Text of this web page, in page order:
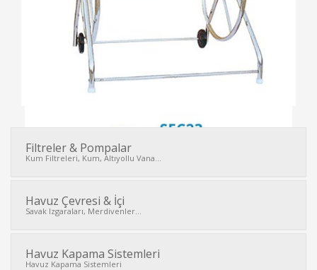
İNCELE
Filtreler & Pompalar
Kum Filtreleri, Kum, Altıyollu Vana...
Havuz Çevresi & İçi
Savak Izgaraları, Merdivenler...
Havuz Kapama Sistemleri
Havuz Kapama Sistemleri